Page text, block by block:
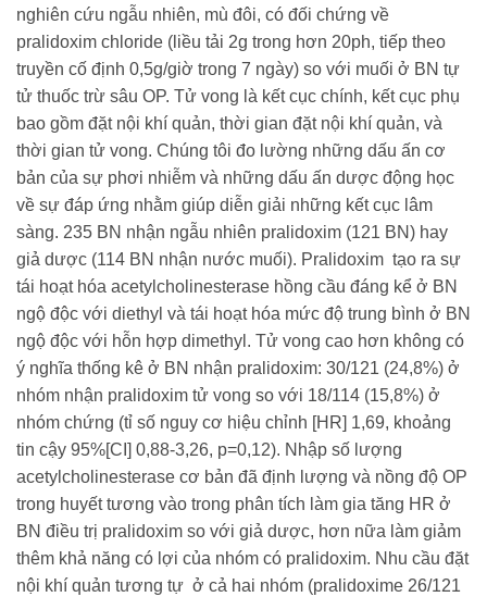
nghiên cứu ngẫu nhiên, mù đôi, có đối chứng về
pralidoxim chloride (liều tải 2g trong hơn 20ph, tiếp theo
truyền cố định 0,5g/giờ trong 7 ngày) so với muối ở BN tự
tử thuốc trừ sâu OP. Tử vong là kết cục chính, kết cục phụ
bao gồm đặt nội khí quản, thời gian đặt nội khí quản, và
thời gian tử vong. Chúng tôi đo lường những dấu ấn cơ
bản của sự phơi nhiễm và những dấu ấn dược động học
về sự đáp ứng nhằm giúp diễn giải những kết cục lâm
sàng. 235 BN nhận ngẫu nhiên pralidoxim (121 BN) hay
giả dược (114 BN nhận nước muối). Pralidoxim tạo ra sự
tái hoạt hóa acetylcholinesterase hồng cầu đáng kể ở BN
ngộ độc với diethyl và tái hoạt hóa mức độ trung bình ở BN
ngộ độc với hỗn hợp dimethyl. Tử vong cao hơn không có
ý nghĩa thống kê ở BN nhận pralidoxim: 30/121 (24,8%) ở
nhóm nhận pralidoxim tử vong so với 18/114 (15,8%) ở
nhóm chứng (tỉ số nguy cơ hiệu chỉnh [HR] 1,69, khoảng
tin cậy 95%[CI] 0,88-3,26, p=0,12). Nhập số lượng
acetylcholinesterase cơ bản đã định lượng và nồng độ OP
trong huyết tương vào trong phân tích làm gia tăng HR ở
BN điều trị pralidoxim so với giả dược, hơn nữa làm giảm
thêm khả năng có lợi của nhóm có pralidoxim. Nhu cầu đặt
nội khí quản tương tự ở cả hai nhóm (pralidoxime 26/121